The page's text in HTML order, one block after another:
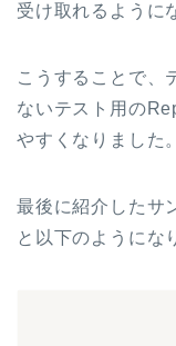
受け取れるように
こうすることで、
ないテスト用の
やすくなりました。
最後に紹介したサ
と以下のようにな